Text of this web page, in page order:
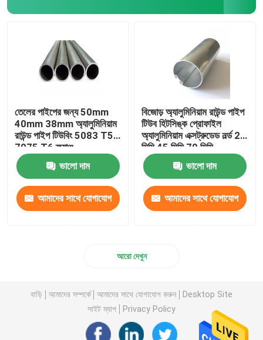
তেলের পাইপের জন্য 50mm
40mm 38mm অ্যালুমিনিয়াম
রাউন্ড পাইপ টিউবিং 5083 T5
7075 T6 ফ্ল্যাঞ্জ
ভালো দাম
আমাদের সাথে যোগাযোগ
বিজোড় অ্যালুমিনিয়াম রাউন্ড পাইপ
টিউব হিটসিঙ্ক প্রোফাইল
অ্যালুমিনিয়াম এক্সট্রুডেড নর্ল্ড 25
মিমি 45 মিমি 70 মিমি
ভালো দাম
আমাদের সাথে যোগাযোগ
আরো দেখুন
বাড়ি আমাদের সম্পর্কে আমাদের সাথে যোগাযোগ করুন
Desktop Site
সাইট ম্যাপ
Privacy Policy